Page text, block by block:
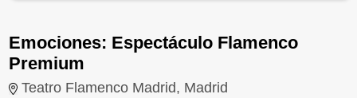
Emociones: Espectáculo Flamenco
Premium
Teatro Flamenco Madrid, Madrid